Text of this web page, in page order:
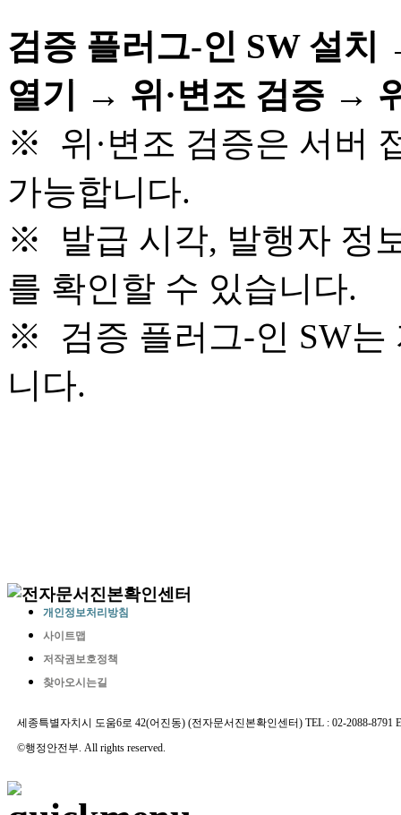
검증 플러그-인 SW 설
열기 → 위·변조 검증 →
※ 위·변조 검증은 서버
가능합니다.
※ 발급 시각, 발행자 정
를 확인할 수 있습니다.
※ 검증 플러그-인 SW는
니다.
개인정보처리방침
사이트맵
저작권보호정책
찾아오시는길
세종특별자치시 도움6로 42(어진동) (전자문서진본확인센터) TEL : 02-2088-8791
©행정안전부. All rights reserved.